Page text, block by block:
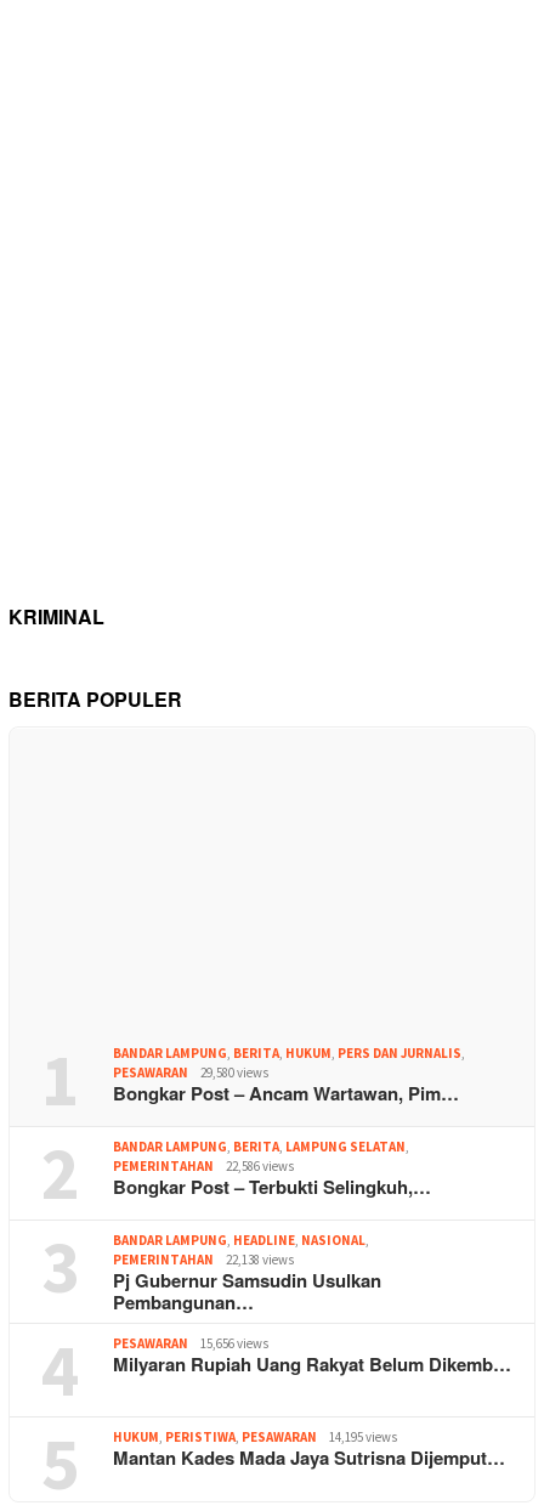
KRIMINAL
BERITA POPULER
1 BANDAR LAMPUNG, BERITA, HUKUM, PERS DAN JURNALIS,
PESAWARAN
29,580 views
Bongkar Post – Ancam Wartawan, Pim…
2 BANDAR LAMPUNG, BERITA, LAMPUNG SELATAN,
PEMERINTAHAN
22,586 views
Bongkar Post – Terbukti Selingkuh,…
3 BANDAR LAMPUNG, HEADLINE, NASIONAL,
PEMERINTAHAN
22,138 views
Pj Gubernur Samsudin Usulkan
Pembangunan…
4 PESAWARAN 15,656 views
Milyaran Rupiah Uang Rakyat Belum Dikemb…
5 HUKUM, PERISTIWA, PESAWARAN 14,195 views
Mantan Kades Mada Jaya Sutrisna Dijemput…